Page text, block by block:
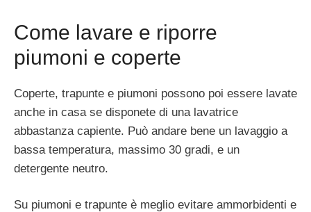
Come lavare e riporre
piumoni e coperte
Coperte, trapunte e piumoni possono poi essere lavate
anche in casa se disponete di una lavatrice
abbastanza capiente. Può andare bene un lavaggio a
bassa temperatura, massimo 30 gradi, e un
detergente neutro.
Su piumoni e trapunte è meglio evitare ammorbidenti e